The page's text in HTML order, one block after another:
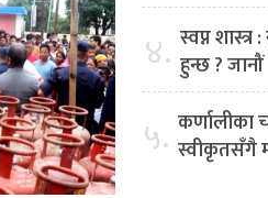
४. स्वप्न
हुन्छ ? जानौं
५. कर्णालीका
स्वीकृतसँगै